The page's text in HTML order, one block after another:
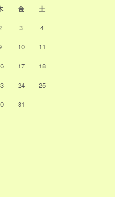
金 土
3 4
10 11
17 18
24 25
31